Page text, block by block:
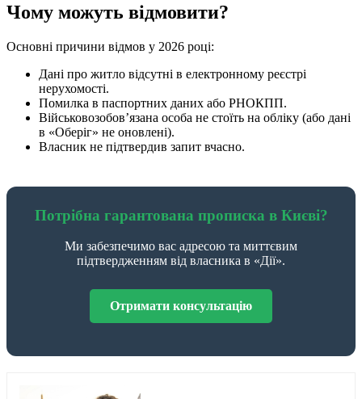
Чому можуть відмовити?
Основні причини відмов у 2026 році:
Дані про житло відсутні в електронному реєстрі
нерухомості.
Помилка в паспортних даних або РНОКПП.
Військовозобов’язана особа не стоїть на обліку (або дані
в «Оберіг» не оновлені).
Власник не підтвердив запит вчасно.
Потрібна гарантована прописка в Києві?
Ми забезпечимо вас адресою та миттєвим
підтвердженням від власника в «Дії».
Отримати консультацію